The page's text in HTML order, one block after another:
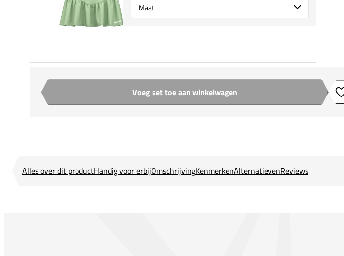
Aantal Voeg set toe aan winkelwagen
Alles over dit productHandig voor erbijOmschrijvingKenmerkenAlternatievenReviews